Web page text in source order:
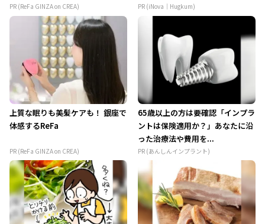
PR (ReFa GINZA on CREA) PR (iNova｜Hugkum)
上質な眠りも美髪ケアも！ 銀座で
体感するReFa
PR (ReFa GINZA on CREA)
65歳以上の方は要確認「インプラ
ントは保険適用か？」あなたに沿
った治療法や費用を...
PR (あんしんインプラント)